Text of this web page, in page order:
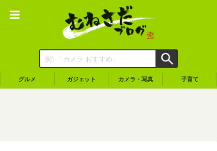
グルメ ガジェット カメラ・写真 子育て